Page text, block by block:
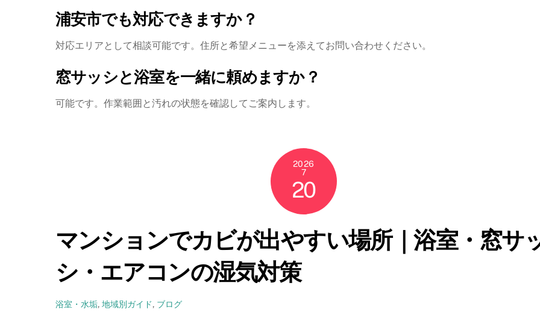
浦安市でも対応できますか？
対応エリアとして相談可能です。住所と希望メニューを添えてお問い合わせください。
窓サッシと浴室を一緒に頼めますか？
可能です。作業範囲と汚れの状態を確認してご案内します。
2026
7
20
マンションでカビが出やすい場所｜浴室・窓サ
シ・エアコンの湿気対策
浴室・水垢, 地域別ガイド, ブログ